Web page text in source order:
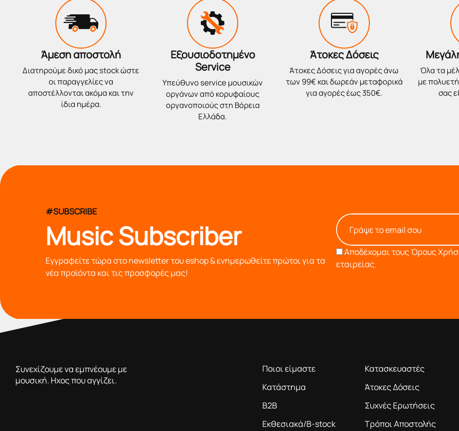
Άμεση αποστολή
Διατηρούμε δικό μας stock ώστε
οι παραγγελίες να
αποστέλλονται ακόμα και την
ίδια ημέρα.
Εξουσιοδοτημένο
Service
Υπεύθυνο service μουσικών
οργάνων από κορυφαίους
οργανοποιούς στη Βόρεια
Ελλάδα.
Άτοκες Δόσεις
Άτοκες Δόσεις για αγορές άνω
των 99€ και δωρεάν μεταφορικά
για αγορές έως 350€.
Όλα τα
με
σας
#SUBSCRIBE
Music Subscriber
Εγγραφείτε τώρα στο newsletter του eshop & ενημερωθείτε πρώτοι για τα
νέα προϊόντα και τις προσφορές μας!
Αποδέχομαι τουςΌρους
εταιρείας.
Συνεχίζουμε να εμπνέουμε με
μουσική. Ηχος που αγγίζει.
Ποιοι είμαστε
Κατάστημα
B2B
Εκθεσιακά/B-stock
Κατασκευαστές
Άτοκες Δόσεις
Συχνές Ερωτήσεις
Τρόποι Αποστολής